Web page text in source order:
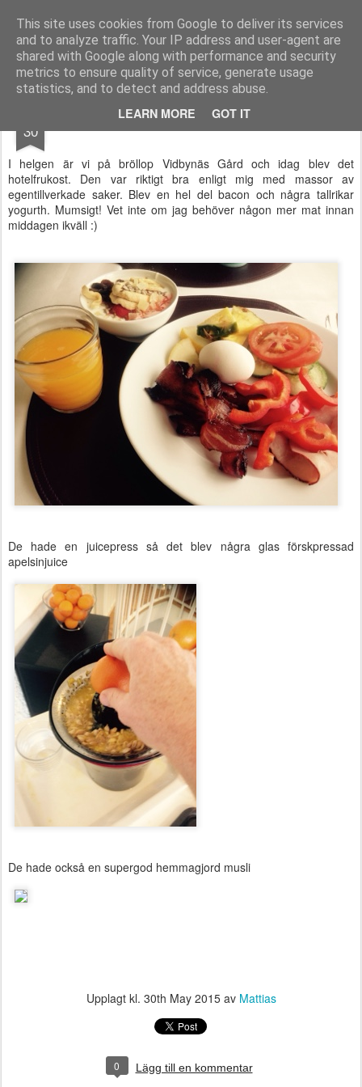
This site uses cookies from Google to deliver its services
and to analyze traffic. Your IP address and user-agent are
shared with Google along with performance and security
metrics to ensure quality of service, generate usage
statistics, and to detect and address abuse.
LEARN MORE GOT IT
Functional Fitness by Mattias - Träningsinspiration & träningsfilmer
Pages
30 Hotellfrukost
I helgen är vi på bröllop Vidbynäs Gård och idag blev det
hotelfrukost. Den var riktigt bra enligt mig med massor av
egentillverkade saker. Blev en hel del bacon och några tallrikar
yogurth. Mumsigt! Vet inte om jag behöver någon mer mat innan
middagen ikväll :)
De hade en juicepress så det blev några glas förskpressad
apelsinjuice
De hade också en supergod hemmagjord musli
Upplagt kl. 30th May 2015av Mattias
0 Lägg till en kommentar